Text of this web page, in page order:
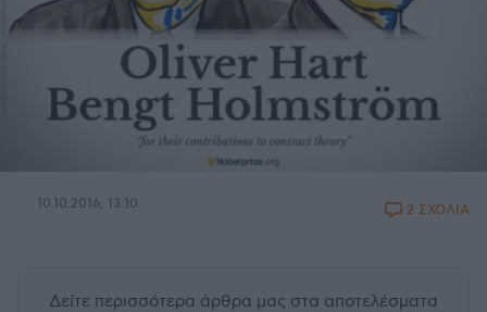
10.10.2016, 13:10 2 ΣΧΟΛΙΑ
Δείτε περισσότερα άρθρα μας στα αποτελέσματα